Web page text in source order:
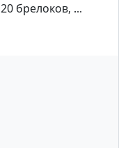
брелоков, ...